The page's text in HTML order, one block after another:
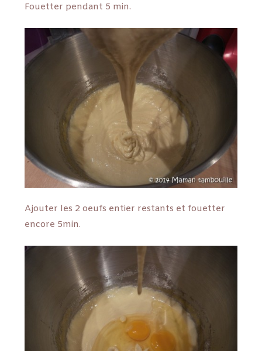
Fouetter pendant 5 min.
Ajouter les 2 oeufs entier restants et fouetter
encore 5min.